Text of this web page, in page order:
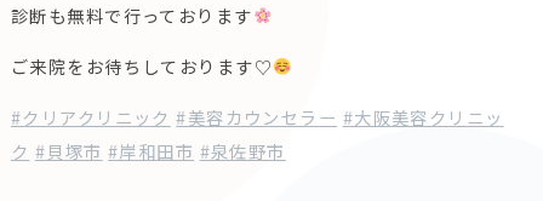
診断も無料で行っております
ご来院をお待ちしております♡
#クリアクリニック #美容カウンセラー #大阪美容クリニッ
ク #貝塚市 #岸和田市 #泉佐野市